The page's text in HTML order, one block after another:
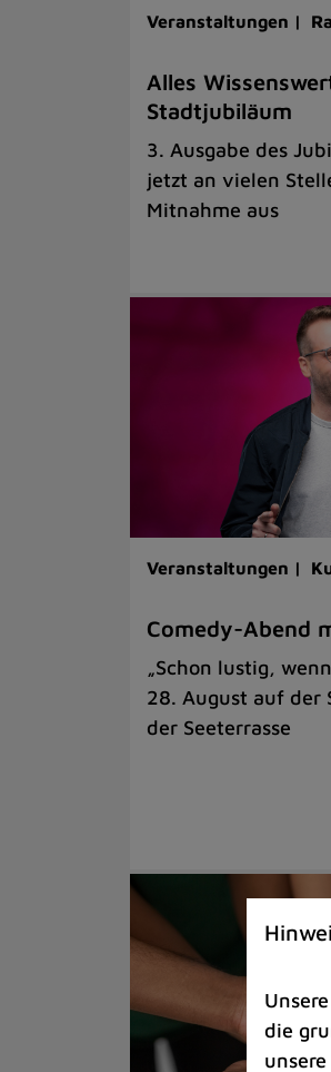
Veranstaltungen |
Alles
Stadtjubiläum
3. Ausgabe des
jetzt an vielen
Mitnahme aus
Veranstaltungen |
Comedy-Abend
„Schon lustig,
28. August auf der
der Seeterrasse
die